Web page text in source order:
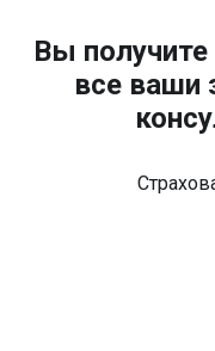
Вы
все ваши